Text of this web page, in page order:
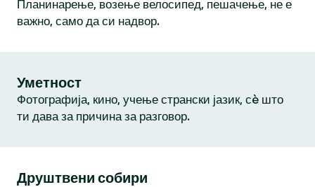
Планинарење, возење велосипед, пешачење, не е
важно, само да си надвор.
Уметност
Фотографија, кино, учење странски јазик, сè што
ти дава за причина за разговор.
Друштвени собири